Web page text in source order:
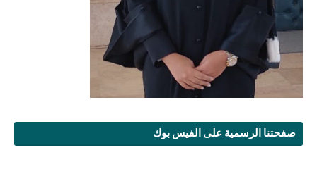
صفحتنا الرسمية على الفيس بوك